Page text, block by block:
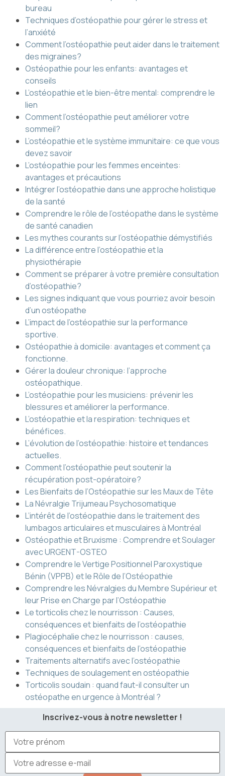
bureau
Techniques d’ostéopathie pour gérer le stress et
l’anxiété
Comment l’ostéopathie peut aider dans le traitement
des migraines?
Ostéopathie pour les enfants: avantages et
conseils
L’ostéopathie et le bien-être mental: comprendre le
lien
Comment l’ostéopathie peut améliorer votre
sommeil?
L’ostéopathie et le système immunitaire: ce que vous
devez savoir
L’ostéopathie pour les femmes enceintes:
avantages et précautions
Intégrer l’ostéopathie dans une approche holistique
de la santé
Comprendre le rôle de l’ostéopathe dans le système
de santé canadien
Les mythes courants sur l’ostéopathie démystifiés
La différence entre l’ostéopathie et la
physiothérapie
Comment se préparer à votre première consultation
d’ostéopathie?
Les signes indiquant que vous pourriez avoir besoin
d’un ostéopathe
L’impact de l’ostéopathie sur la performance
sportive.
Ostéopathie à domicile: avantages et comment ça
fonctionne.
Gérer la douleur chronique: l’approche
ostéopathique.
L’ostéopathie pour les musiciens: prévenir les
blessures et améliorer la performance.
L’ostéopathie et la respiration: techniques et
bénéfices.
L’évolution de l’ostéopathie: histoire et tendances
actuelles.
Comment l’ostéopathie peut soutenir la
récupération post-opératoire?
Les Bienfaits de l’Ostéopathie sur les Maux de Tête
La Névralgie Trijumeau Psychosomatique
L’intérêt de l’ostéopathie dans le traitement des
lumbagos articulaires et musculaires à Montréal
Ostéopathie et Bruxisme : Comprendre et Soulager
avec URGENT-OSTEO
Comprendre le Vertige Positionnel Paroxystique
Bénin (VPPB) et le Rôle de l’Ostéopathie
Comprendre les Névralgies du Membre Supérieur et
leur Prise en Charge par l’Ostéopathie
Le torticolis chez le nourrisson : Causes,
conséquences et bienfaits de l’ostéopathie
Plagiocéphalie chez le nourrisson : causes,
conséquences et bienfaits de l’ostéopathie
Traitements alternatifs avec l’ostéopathie
Techniques de soulagement en ostéopathie
Torticolis soudain : quand faut-il consulter un
ostéopathe en urgence à Montréal ?
Inscrivez-vous à notre newsletter !